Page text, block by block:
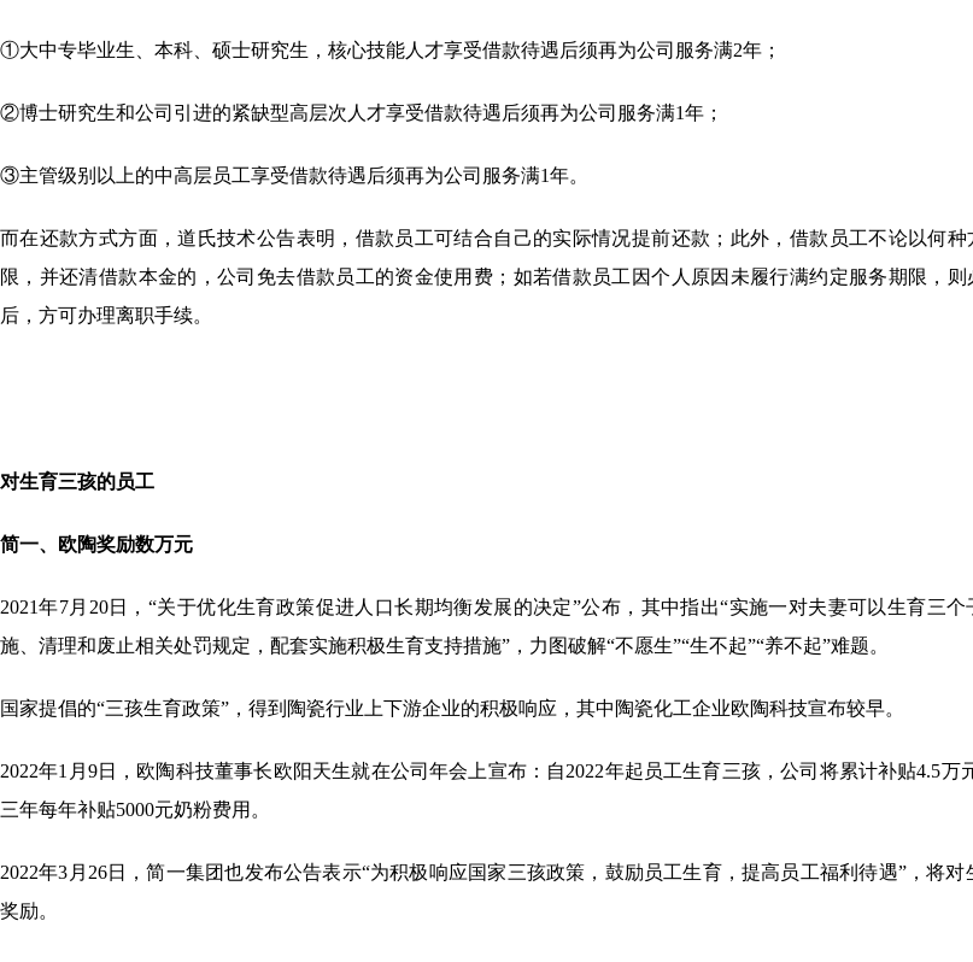
①大中专毕业生、本科、硕士研究生，核心技能人才享受借款待遇后须再为公司服务满2年；
②博士研究生和公司引进的紧缺型高层次人才享受借款待遇后须再为公司服务满1年；
③主管级别以上的中高层员工享受借款待遇后须再为公司服务满1年。
而在还款方式方面，道氏技术公告表明，借款员工可结合自己的实际情况提前还款；此外，借款员工不论以何
限，并还清借款本金的，公司免去借款员工的资金使用费；如若借款员工因个人原因未履行满约定服务期限，
后，方可办理离职手续。
对生育三孩的员工
简一、欧陶奖励数万元
2021年7月20日，“关于优化生育政策促进人口长期均衡发展的决定”公布，其中指出“实施一对夫妻可以生育三
施、清理和废止相关处罚规定，配套实施积极生育支持措施”，力图破解“不愿生”“生不起”“养不起”难题。
国家提倡的“三孩生育政策”，得到陶瓷行业上下游企业的积极响应，其中陶瓷化工企业欧陶科技宣布较早。
2022年1月9日，欧陶科技董事长欧阳天生就在公司年会上宣布：自2022年起员工生育三孩，公司将累计补贴4.5
三年每年补贴5000元奶粉费用。
2022年3月26日，简一集团也发布公告表示“为积极响应国家三孩政策，鼓励员工生育，提高员工福利待遇”，将
奖励。